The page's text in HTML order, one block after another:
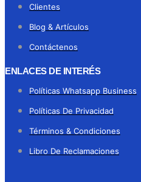
Clientes
Blog & Artículos
Contáctenos
ENLACES DE INTERÉS
Políticas Whatsapp Business
Políticas De Privacidad
Términos & Condiciones
Libro De Reclamaciones